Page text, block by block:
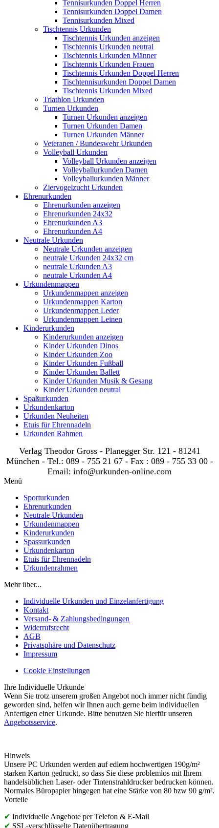
Tennisurkunden Doppel Herren
Tennisurkunden Doppel Damen
Tennisurkunden Mixed
Tischtennis Urkunden
Tischtennis Urkunden anzeigen
Tischtennis Urkunden neutral
Tischtennis Urkunden Männer
Tischtennis Urkunden Frauen
Tischtennis Urkunden Doppel Herren
Tischtennisurkunden Doppel Damen
Tischtennis Urkunden Mixed
Triathlon Urkunden
Turnen Urkunden
Turnen Urkunden anzeigen
Turnen Urkunden Damen
Turnen Urkunden Männer
Veteranen / Bundeswehr Urkunden
Volleyball Urkunden
Volleyball Urkunden anzeigen
Volleyballurkunden Damen
Volleyballurkunden Männer
Ziervogelzucht Urkunden
Ehrenurkunden
Ehrenurkunden anzeigen
Ehrenurkunden 24x32
Ehrenurkunden A3
Ehrenurkunden A4
Neutrale Urkunden
Neutrale Urkunden anzeigen
neutrale Urkunden 24x32 cm
neutrale Urkunden A3
neutrale Urkunden A4
Urkundenmappen
Urkundenmappen anzeigen
Urkundenmappen Karton
Urkundenmappen Leder
Urkundenmappen Leinen
Kinderurkunden
Kinderurkunden anzeigen
Kinder Urkunden Dinos
Kinder Urkunden Zoo
Kinder Urkunden Fußball
Kinder Urkunden Ballett
Kinder Urkunden Musik & Gesang
Kinder Urkunden neutral
Spaßurkunden
Urkundenkarton
Urkunden Neuheiten
Etuis für Ehrennadeln
Urkunden Rahmen
Verlag Theodor Gross - Planegger Str. 121 - 81241
München - Tel.: 089 - 755 21 67 - Fax : 089 - 755 33 00 -
Email: info@urkunden-online.com
Menü
Sporturkunden
Ehrenurkunden
Neutrale Urkunden
Urkundenmappen
Kinderurkunden
Spassurkunden
Urkundenkarton
Etuis für Ehrennadeln
Urkundenrahmen
Mehr über...
Individuelle Urkunden und Einzelanfertigung
Kontakt
Versand- & Zahlungsbedingungen
Widerrufsrecht
AGB
Privatsphäre und Datenschutz
Impressum
Cookie Einstellungen
Ihre Individuelle Urkunde
Wenn Sie trotz unserem großen Angebot noch immer nicht fündig
geworden sind, helfen wir Ihnen auch gerne beim individuellen
Anfertigen einer Urkunde. Bitte benutzen Sie hierfür unseren
Angebotsservice.
Hinweis
Unsere PC Urkunden werden auf edlem hochwertigen 190g/m²
starken Karton gedruckt, so dass Sie diese problemlos mit Ihrem
handelsüblichen Laser- oder Tintenstrahldrucker bedrucken können.
Normales Büropapier hingegen hat eine Stärke von 80 bzw 90 g/m².
Vorteile
✔ Individuelle Angebote per Telefon & E-Mail
✔ SSL-verschlüsselte Datenübertragung